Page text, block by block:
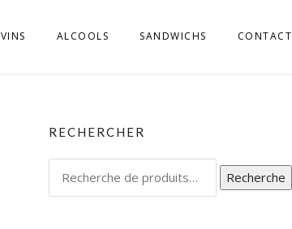
VINS
VINI DELL FRIULI
VINI DELL TRENTINO
ALTO ADIGE
ALCOOLS SANDWICHS CONTACT
RECHERCHER
Recherche